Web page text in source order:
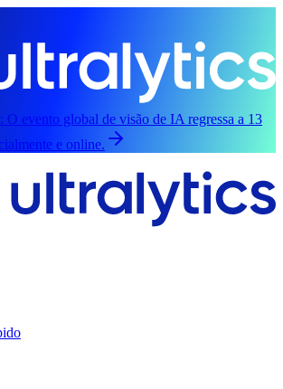
O evento global de visão de IA regressa a 13
e online.